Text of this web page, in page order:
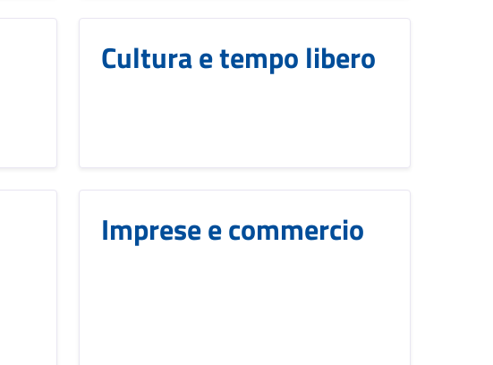
Cultura e tempo libero
Imprese e commercio